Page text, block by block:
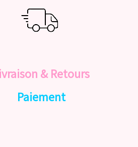
& Retours
Paiement